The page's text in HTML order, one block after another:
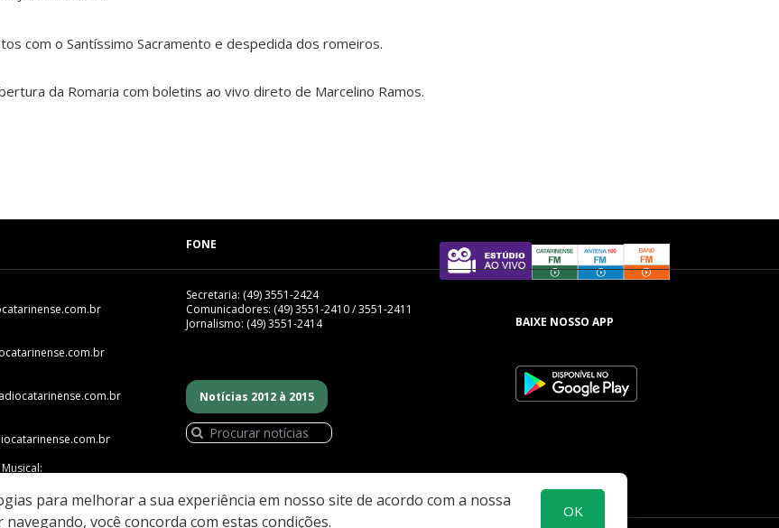
com o Santíssimo Sacramento e despedida dos romeiros.
da Romaria com boletins ao vivo direto de Marcelino Ramos.
FONE
Secretaria: (49) 3551-2424
Comunicadores: (49) 3551-2410 / 3551-2411
Jornalismo: (49) 3551-2414
Notícias 2012 à 2015
BAIXE NOSSO APP
para melhorar a sua experiência em nosso site de acordo com a nossa
você concorda com estas condições.
OK